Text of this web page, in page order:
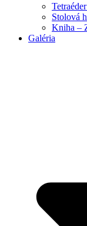
Stolová
Kniha –
Galéria